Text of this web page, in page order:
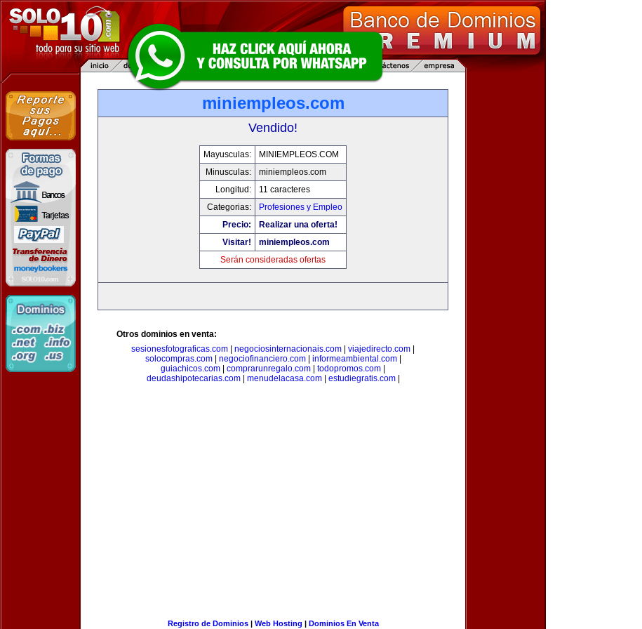
miniempleos.com
Vendido!
Mayusculas:
MINIEMPLEOS.COM
Minusculas:
miniempleos.com
Longitud:
11 caracteres
Categorias:
Profesiones y Empleo
Precio:
Realizar una oferta!
Visitar!
miniempleos.com
Serán consideradas ofertas
Otros dominios en venta:
sesionesfotograficas.com
negociosinternacionais.com viajedirecto.com
solocompras.com| negociofinanciero.com| informeambiental.com|
guiachicos.com
comprarunregalo.com todopromos.com
deudashipotecarias.com| menudelacasa.com| estudiegratis.com|
Registro de Dominios| Web Hosting | Dominios En Venta